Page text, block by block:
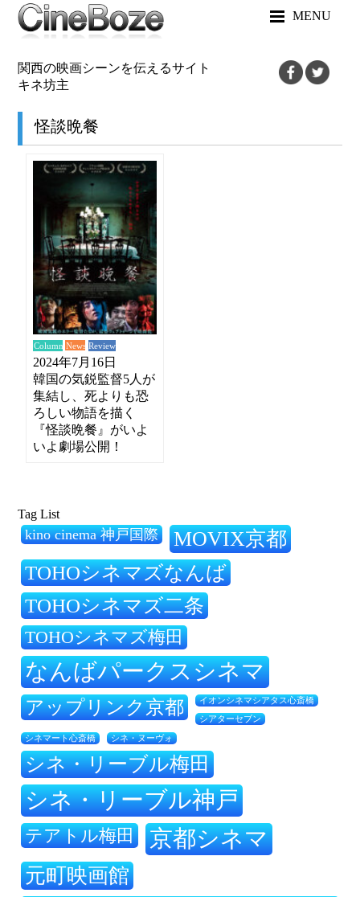
MENU
関西の映画シーンを伝えるサイト
キネ坊主
怪談晩餐
Column News Review
2024年7月16日
韓国の気鋭監督5人が
集結し、死よりも恐
ろしい物語を描く
『怪談晩餐』がいよ
いよ劇場公開！
Tag List
kino cinema 神戸国際 MOVIX京都
TOHOシネマズなんば
TOHOシネマズ二条
TOHOシネマズ梅田
なんばパークスシネマ
アップリンク京都 イオンシネマシアタス心斎橋
シアターセブン
シネマート心斎橋 シネ・ヌーヴォ
シネ・リーブル梅田
シネ・リーブル神戸
テアトル梅田 京都シネマ
元町映画館